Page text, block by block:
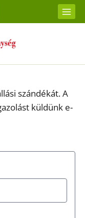
szándékát. A
küldünk e-